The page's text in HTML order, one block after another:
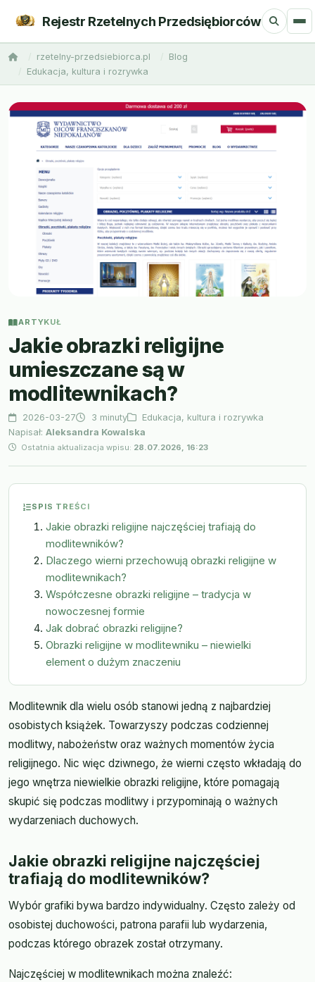
Rejestr Rzetelnych Przedsiębiorców
rzetelny-przedsiebiorca.pl
Blog
Edukacja, kultura i rozrywka
ARTYKUŁ
Jakie obrazki religijne
umieszczane są w
modlitewnikach?
2026-03-27 3 minuty
Edukacja, kultura i rozrywka
Napisał: Aleksandra Kowalska
Ostatnia aktualizacja wpisu: 28.07.2026, 16:23
SPIS TREŚCI
Jakie obrazki religijne najczęściej trafiają do
modlitewników?
Dlaczego wierni przechowują obrazki religijne w
modlitewnikach?
Współczesne obrazki religijne – tradycja w
nowoczesnej formie
Jak dobrać obrazki religijne?
Obrazki religijne w modlitewniku – niewielki
element o dużym znaczeniu
Modlitewnik dla wielu osób stanowi jedną z najbardziej
osobistych książek. Towarzyszy podczas codziennej
modlitwy, nabożeństw oraz ważnych momentów życia
religijnego. Nic więc dziwnego, że wierni często wkładają do
jego wnętrza niewielkie obrazki religijne, które pomagają
skupić się podczas modlitwy i przypominają o ważnych
wydarzeniach duchowych.
Jakie obrazki religijne najczęściej
trafiają do modlitewników?
Wybór grafiki bywa bardzo indywidualny. Często zależy od
osobistej duchowości, patrona parafii lub wydarzenia,
podczas którego obrazek został otrzymany.
Najczęściej w modlitewnikach można znaleźć: